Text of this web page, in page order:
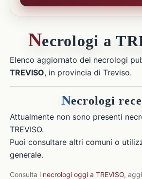
Necrologi a
Elenco aggiornato dei necrologi
TREVISO, in provincia di Treviso.
Necrologi
Attualmente non sono presenti
TREVISO.
Puoi consultare altri comuni o
generale.
Consulta i necrologi oggi a TREVISO,